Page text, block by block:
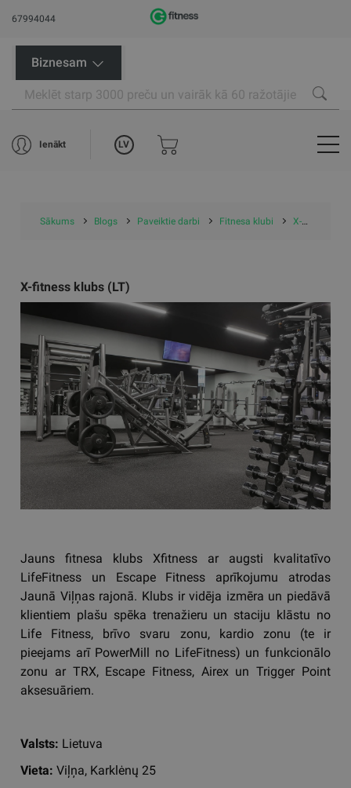
67994044
Biznesam
Ienākt LV
Sākums Blogs Paveiktie darbi Fitnesa klubi X-fitness klubs (LT)
X-fitness klubs (LT)
Jauns fitnesa klubs Xfitness ar augsti kvalitatīvo
LifeFitness un Escape Fitness aprīkojumu atrodas
Jaunā Viļņas rajonā. Klubs ir vidēja izmēra un piedāvā
klientiem plašu spēka trenažieru un staciju klāstu no
Life Fitness, brīvo svaru zonu, kardio zonu (te ir
pieejams arī PowerMill no LifeFitness) un funkcionālo
zonu ar TRX, Escape Fitness, Airex un Trigger Point
aksesuāriem.
Valsts: Lietuva
Vieta: Viļņa, Karklėnų 25